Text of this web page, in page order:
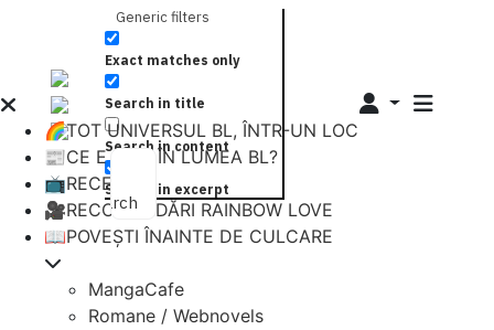
Search
Generic filters
Exact matches only
Search in title
Search in content
Search in excerpt
🌈TOT UNIVERSUL BL, ÎNTR-UN LOC
📰CE E NOU ÎN LUMEA BL?
📺RECENZII
🎥RECOMANDĂRI RAINBOW LOVE
📖POVEȘTI ÎNAINTE DE CULCARE
MangaCafe
Romane / Webnovels